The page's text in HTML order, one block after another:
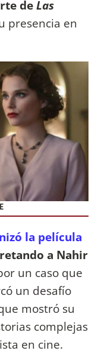
deLas
presencia en
la película
a Nahir
un caso que
un desafío
mostró su
complejas
en cine.